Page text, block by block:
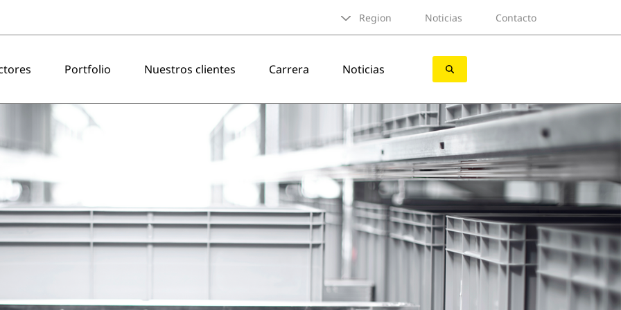
Region Noticias Contacto
Portfolio Nuestros clientes Carrera Noticias